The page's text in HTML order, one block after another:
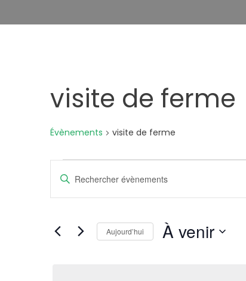
visite de ferme
Évènements visite de ferme
Évènements
Recherche
et
navigation
Saisir
Rechercher
Évènements
Aujourd’hui À venir